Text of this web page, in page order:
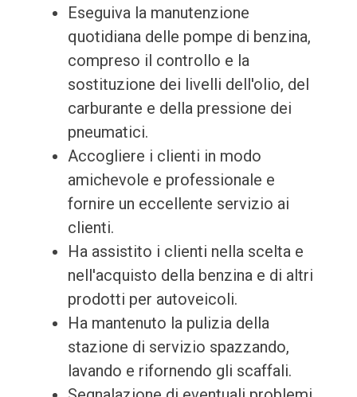
Eseguiva la manutenzione
quotidiana delle pompe di benzina,
compreso il controllo e la
sostituzione dei livelli dell'olio, del
carburante e della pressione dei
pneumatici.
Accogliere i clienti in modo
amichevole e professionale e
fornire un eccellente servizio ai
clienti.
Ha assistito i clienti nella scelta e
nell'acquisto della benzina e di altri
prodotti per autoveicoli.
Ha mantenuto la pulizia della
stazione di servizio spazzando,
lavando e rifornendo gli scaffali.